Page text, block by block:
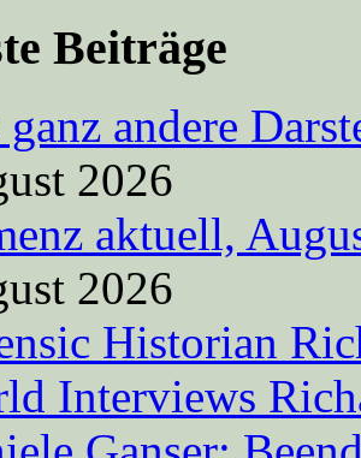
Beiträge
ganz andere
2026
aktuell,
2026
Historian
Interviews